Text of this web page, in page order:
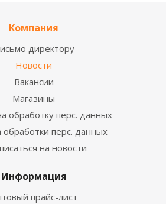
Компания
директору
Новости
Вакансии
Магазины
обработку перс. данных
обработки перс. данных
на новости
Информация
прайс-лист